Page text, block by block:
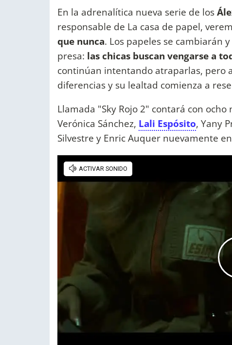
En la adrenalítica nueva serie de los
responsable de La casa de papel,
que nunca. Los papeles se cambiarán
presa: las chicas buscan vengarse a
continúan intentando atraparlas, pero
diferencias y su lealtad comienza a
Llamada "Sky Rojo 2" contará con
Verónica Sánchez, Lali Espósito, Yany
Silvestre y Enric Auquer nuevamente